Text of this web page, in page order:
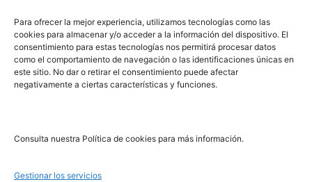
Para ofrecer la mejor experiencia, utilizamos tecnologías como las
cookies para almacenar y/o acceder a la información del dispositivo. El
consentimiento para estas tecnologías nos permitirá procesar datos
como el comportamiento de navegación o las identificaciones únicas en
este sitio. No dar o retirar el consentimiento puede afectar
negativamente a ciertas características y funciones.
Consulta nuestra Política de cookies para más información.
Gestionar los servicios
PRL | Films
PRL | Play
PRL | LAB
Noticias